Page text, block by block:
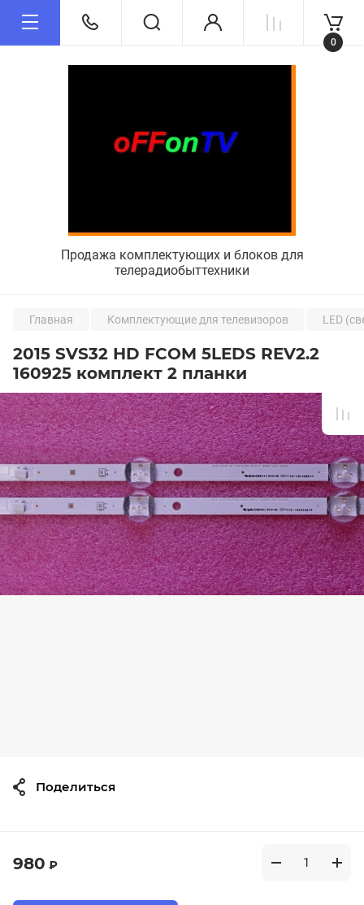
Продажа комплектующих и блоков для
телерадиобыттехники
0
Главная Комплектующие для телевизоров LED
2015 SVS32 HD FCOM 5LEDS REV2.2
160925 комплект 2 планки
980 ₽
Поделиться